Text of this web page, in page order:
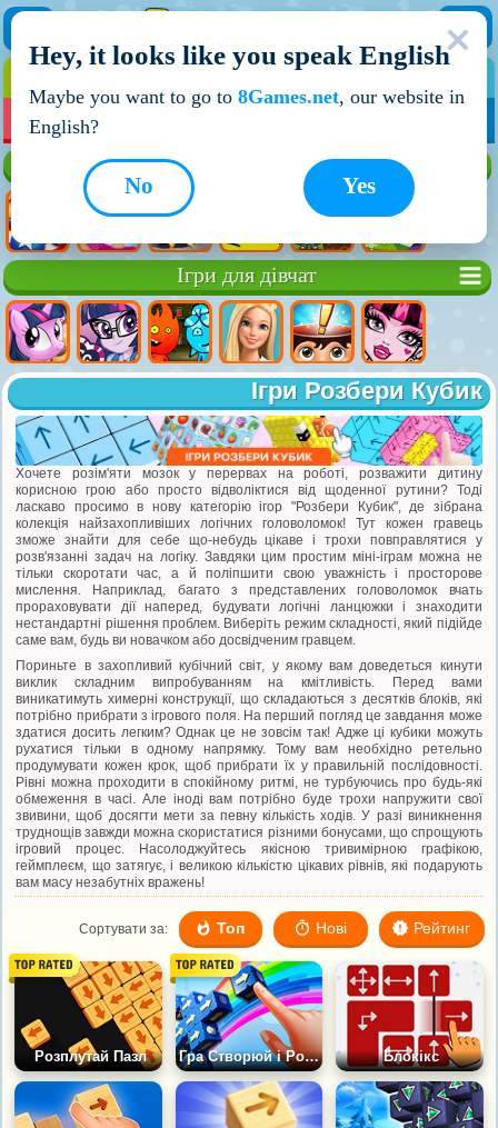
НОВІ ІГРИ
Ігри для дівчат
Ігри Розбери Кубик
Хочете розім'яти мозок у перервах на роботі, розважити дитину
корисною грою або просто відволіктися від щоденної рутини? Тоді
ласкаво просимо в нову категорію ігор "Розбери Кубик", де зібрана
колекція найзахопливіших логічних головоломок! Тут кожен гравець
зможе знайти для себе що-небудь цікаве і трохи повправлятися у
розв'язанні задач на логіку. Завдяки цим простим міні-іграм можна не
тільки скоротати час, а й поліпшити свою уважність і просторове
мислення. Наприклад, багато з представлених головоломок вчать
прораховувати дії наперед, будувати логічні ланцюжки і знаходити
нестандартні рішення проблем. Виберіть режим складності, який підійде
саме вам, будь ви новачком або досвідченим гравцем.
Пориньте в захопливий кубічний світ, у якому вам доведеться кинути
виклик складним випробуванням на кмітливість. Перед вами
виникатимуть химерні конструкції, що складаються з десятків блоків, які
потрібно прибрати з ігрового поля. На перший погляд це завдання може
здатися досить легким? Однак це не зовсім так! Адже ці кубики можуть
рухатися тільки в одному напрямку. Тому вам необхідно ретельно
продумувати кожен крок, щоб прибрати їх у правильній послідовності.
Рівні можна проходити в спокійному ритмі, не турбуючись про будь-які
обмеження в часі. Але іноді вам потрібно буде трохи напружити свої
звивини, щоб досягти мети за певну кількість ходів. У разі виникнення
труднощів завжди можна скористатися різними бонусами, що спрощують
ігровий процес. Насолоджуйтесь якісною тривимірною графікою,
геймплеєм, що затягує, і великою кількістю цікавих рівнів, які подарують
вам масу незабутніх вражень!
Сортувати за: Топ Нові Рейтинг
Розплутай Пазл Гра Створюй і Розбирай Куб: 3D Головоломка Блокікс
Hey, it looks like you speak English
Maybe you want to go to 8Games.net, our website in
English?
Yes
No